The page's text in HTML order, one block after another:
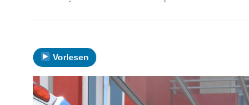
Vorlesen